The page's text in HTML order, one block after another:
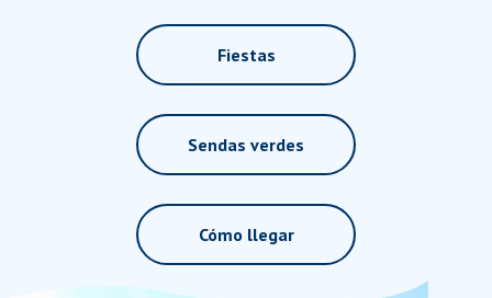
Fiestas
Sendas verdes
Cómo llegar